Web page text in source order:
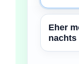
Eher
nachts